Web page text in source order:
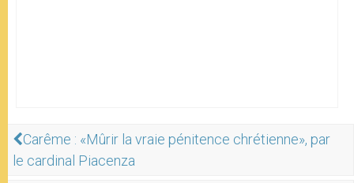
Carême : «Mûrir la vraie pénitence chrétienne», par
le cardinal Piacenza